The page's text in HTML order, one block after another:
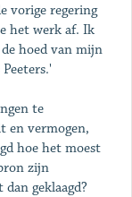
vorige regering
het werk af. Ik
hoed van mijn
te
en vermogen,
hoe het moest
zijn
geklaagd?